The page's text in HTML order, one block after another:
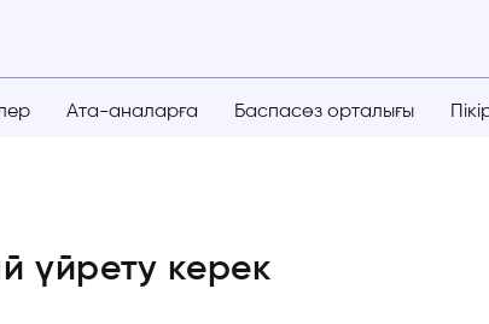
Ата-аналарға Баспасөз орталығы
үйрету керек